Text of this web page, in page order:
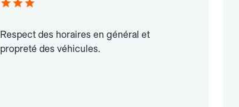
Respect des horaires en général et
propreté des véhicules.